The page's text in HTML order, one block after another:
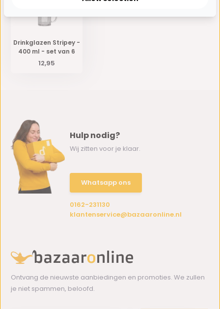
Drinkglazen Stripey -
400 ml - set van 6
12,95
Hulp nodig?
Wij zitten voor je klaar.
Whatsapp ons
0162-231130
klantenservice@bazaaronline.nl
Ontvang de nieuwste aanbiedingen en promoties. We zullen
je niet spammen, beloofd.